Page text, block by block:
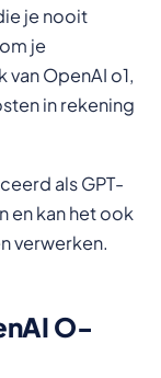
je nooit
je
OpenAI o1,
in rekening
als GPT-
en kan het ook
verwerken.
O-